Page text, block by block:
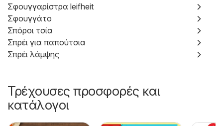
Σφουγγαρίστρα leifheit
Σφουγγάτο
Σπόροι τσία
Σπρέι για παπούτσια
Σπρέι λάμψης
Τρέχουσες προσφορές και
κατάλογοι